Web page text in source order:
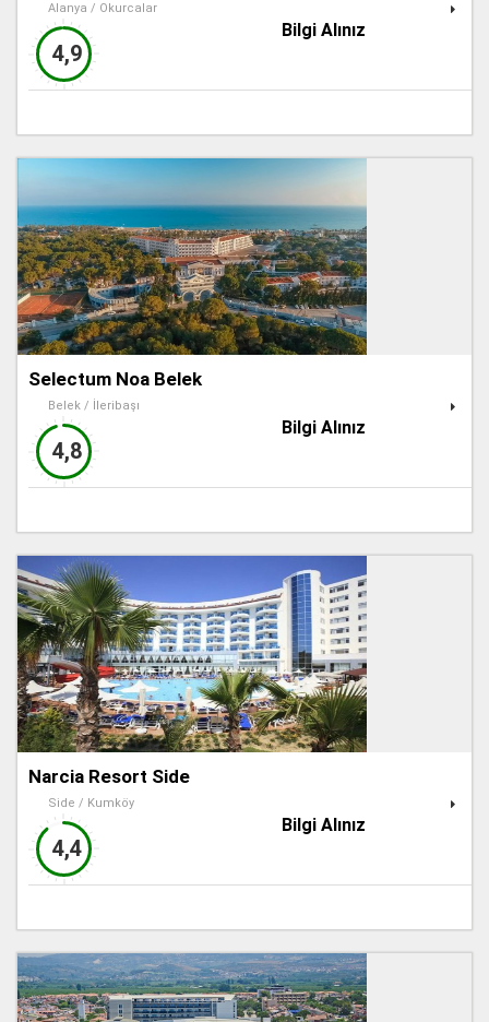
Alanya / Okurcalar
4,9
Bilgi Alınız
Selectum Noa Belek
Belek / İleribaşı
4,8
Bilgi Alınız
Narcia Resort Side
Side / Kumköy
4,4
Bilgi Alınız